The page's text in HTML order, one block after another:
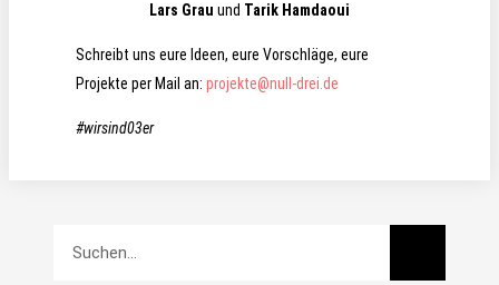
Lars Grau und Tarik Hamdaoui
Schreibt uns eure Ideen, eure Vorschläge, eure
Projekte per Mail an: projekte@null-drei.de
#wirsind03er